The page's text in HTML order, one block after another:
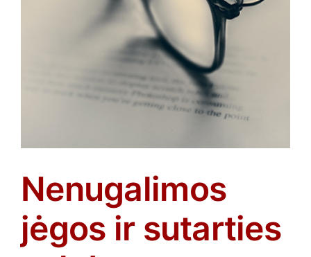
Nenugalimos
jėgos ir sutarties